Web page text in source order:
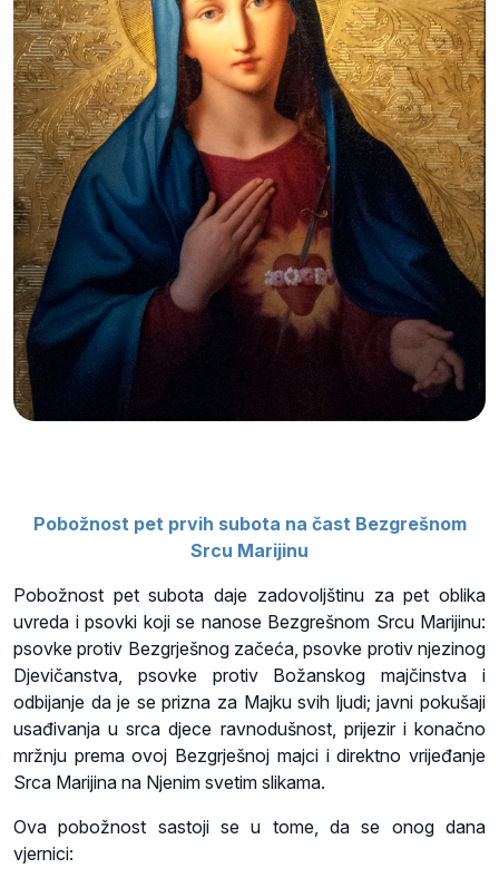
Pobožnost pet prvih subota na čast Bezgrešnom
Srcu Marijinu
Pobožnost pet subota daje zadovoljštinu za pet oblika
uvreda i psovki koji se nanose Bezgrešnom Srcu Marijinu:
psovke protiv Bezgrješnog začeća, psovke protiv njezinog
Djevičanstva, psovke protiv Božanskog majčinstva i
odbijanje da je se prizna za Majku svih ljudi; javni pokušaji
usađivanja u srca djece ravnodušnost, prijezir i konačno
mržnju prema ovoj Bezgrješnoj majci i direktno vrijeđanje
Srca Marijina na Njenim svetim slikama.
Ova pobožnost sastoji se u tome, da se onog dana
vjernici: